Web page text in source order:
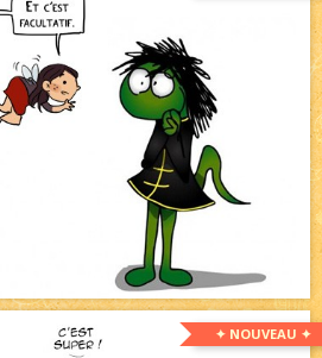
✦ NOUVEAU ✦